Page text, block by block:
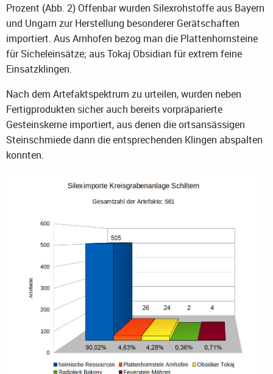
Prozent (Abb. 2) Offenbar wurden Silexrohstoffe aus Bayern
und Ungarn zur Herstellung besonderer Gerätschaften
importiert. Aus Arnhofen bezog man die Plattenhornsteine
für Sicheleinsätze; aus Tokaj Obsidian für extrem feine
Einsatzklingen.
Nach dem Artefaktspektrum zu urteilen, wurden neben
Fertigprodukten sicher auch bereits vorpräparierte
Gesteinskerne importiert, aus denen die ortsansässigen
Steinschmiede dann die entsprechenden Klingen abspalten
konnten.